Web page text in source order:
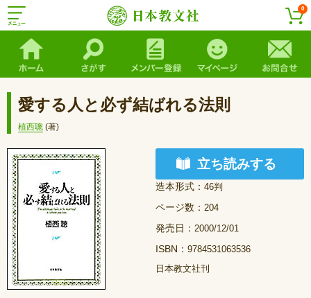
0
愛する人と必ず結ばれる法則
植西聰 (著)
立ち読みする
造本形式： 46判
ページ数： 204
発売日： 2000/12/01
ISBN： 9784531063536
日本教文社刊